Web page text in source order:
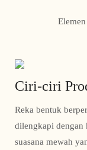
Ciri-ciri
Reka bentuk
dilengkapi dengan
suasana mewah